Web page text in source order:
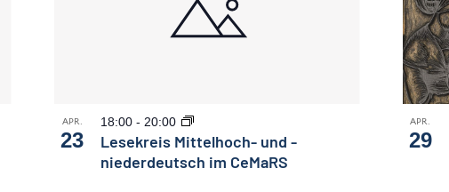
APR.
23
Lesekreis Mittelhoch- und -
niederdeutsch im CeMaRS
18:00- 20:00 APR.
29